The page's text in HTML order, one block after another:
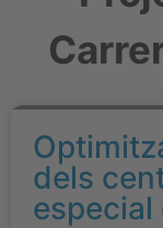
dels
especial